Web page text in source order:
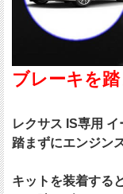
ブレーキを
レクサス IS専用
踏まずにエンジン
キットを装着する